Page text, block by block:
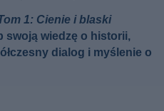
1: Cienie i blaski
swoją wiedzę o historii,
dialog i myślenie o